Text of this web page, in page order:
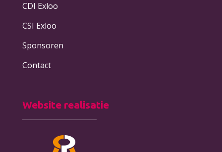
CDI Exloo
CSI Exloo
Sponsoren
Contact
Website realisatie